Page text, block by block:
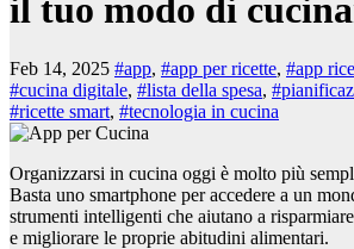
il tuo modo di
Feb 14, 2025 #app, #app per ricette, #app
#cucina digitale, #lista della spesa,
#ricette smart, #tecnologia in cucina
Organizzarsi in cucina oggi è molto più
Basta uno smartphone per accedere a un
strumenti intelligenti che aiutano a
e migliorare le proprie abitudini alimentari.